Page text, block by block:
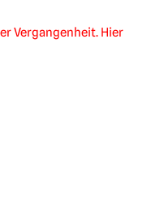
Vergangenheit. Hier